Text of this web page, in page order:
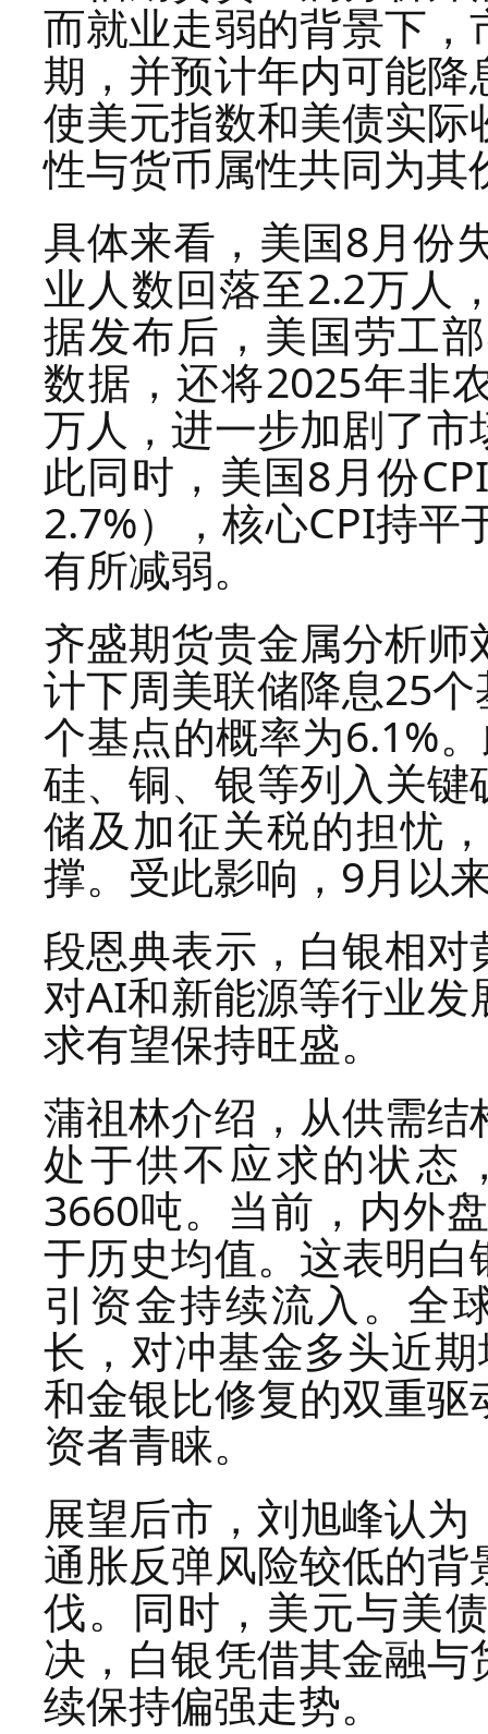
而就业走弱的背景下
期，并预计年内可能
使美元指数和美债实
性与货币属性共同为
具体来看，美国8月份
业人数回落至2.2万人
据发布后，美国劳工
数据，还将2025年非
万人，进一步加剧了
此同时，美国8月份
2.7%），核心CPI持平
有所减弱。
齐盛期货贵金属分析
计下周美联储降息25
个基点的概率为6.1%
硅、铜、银等列入关
储及加征关税的担忧
撑。受此影响，9月以
段恩典表示，白银相
对AI和新能源等行业
求有望保持旺盛。
蒲祖林介绍，从供需
处于供不应求的状态
3660吨。当前，内外
于历史均值。这表明
引资金持续流入。全
长，对冲基金多头近
和金银比修复的双重
资者青睐。
展望后市，刘旭峰认
通胀反弹风险较低的
伐。同时，美元与美
决，白银凭借其金融
续保持偏强走势。